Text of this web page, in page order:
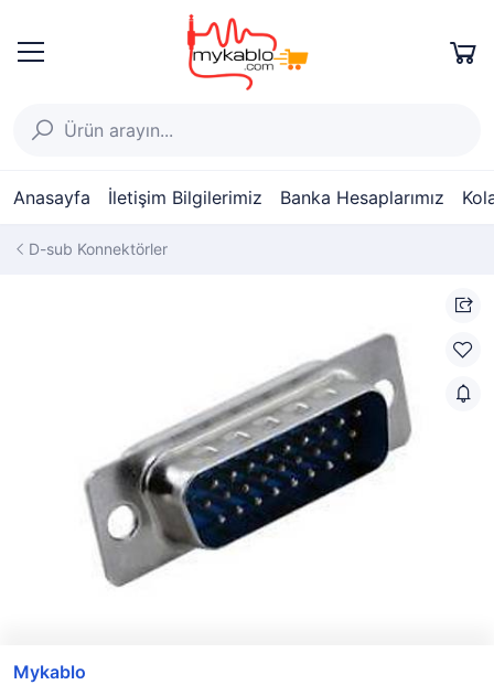
Anasayfa İletişim Bilgilerimiz Banka Hesaplarımız
D-sub Konnektörler
Mykablo